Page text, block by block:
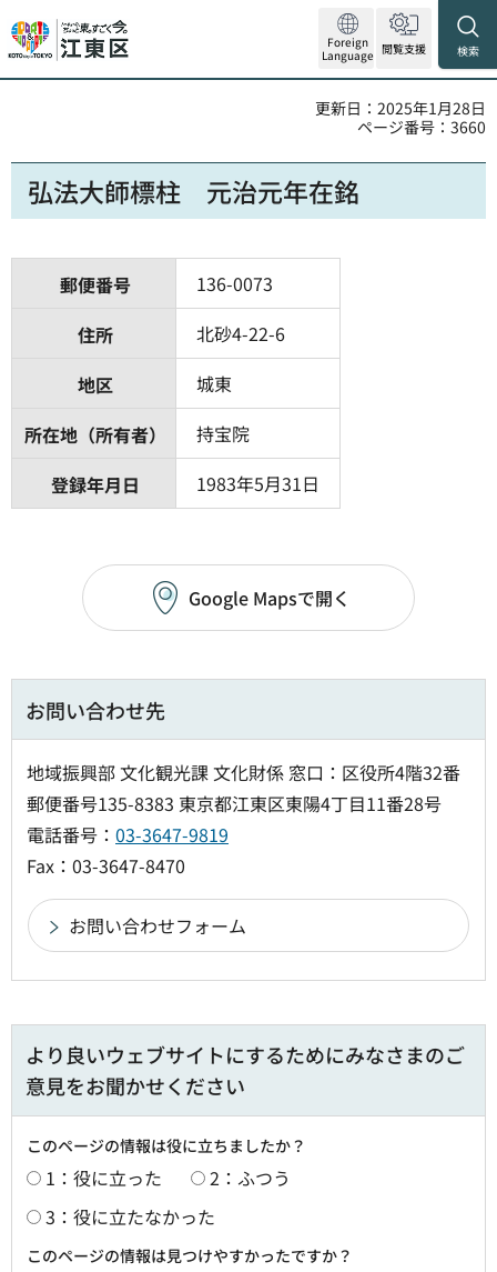
Foreign
Language 閲覧支援 検索
更新日：2025年1月28日
ページ番号：3660
弘法大師標柱 元治元年在銘
郵便番号
136-0073
住所
北砂4-22-6
地区
城東
所在地（所有者）
持宝院
登録年月日
1983年5月31日
Google Mapsで開く
お問い合わせ先
地域振興部 文化観光課 文化財係 窓口：区役所4階32番
郵便番号135-8383 東京都江東区東陽4丁目11番28号
電話番号： 03-3647-9819
Fax：03-3647-8470
より良いウェブサイトにするためにみなさまのご
意見をお聞かせください
このページの情報は役に立ちましたか？
1：役に立った
2：ふつう
3：役に立たなかった
このページの情報は見つけやすかったですか？